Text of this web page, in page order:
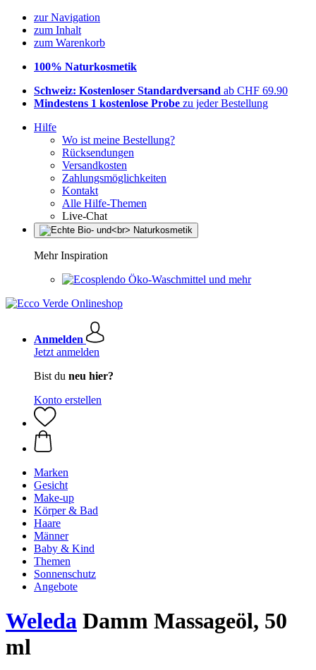
zur Navigation
zum Inhalt
zum Warenkorb
100% Naturkosmetik
Schweiz: Kostenloser Standardversand ab CHF 69.90
Mindestens 1 kostenlose Probe zu jeder Bestellung
Hilfe
Wo ist meine Bestellung?
Rücksendungen
Versandkosten
Zahlungsmöglichkeiten
Kontakt
Alle Hilfe-Themen
Live-Chat
Mehr Inspiration
Öko-Waschmittel und mehr
Anmelden
Jetzt anmelden
Bist du neu hier?
Konto erstellen
Marken
Gesicht
Make-up
Körper & Bad
Haare
Männer
Baby & Kind
Themen
Sonnenschutz
Angebote
Weleda Damm Massageöl, 50
ml